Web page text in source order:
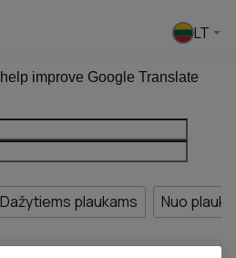
LT
Dažytiems plaukams Nuo
improve Google Translate